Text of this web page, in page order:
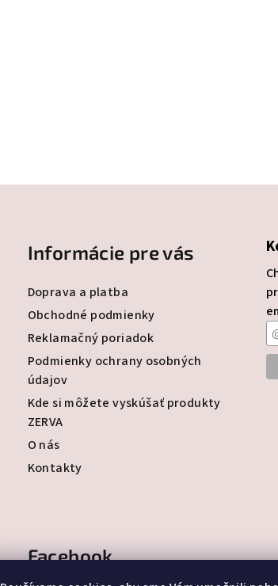
p
Informácie pre vás
Doprava a platba
Obchodné podmienky
Reklamačný poriadok
Podmienky ochrany osobných
údajov
Kde si môžete vyskúšať produkty
ZERVA
O nás
Kontakty
Facebook